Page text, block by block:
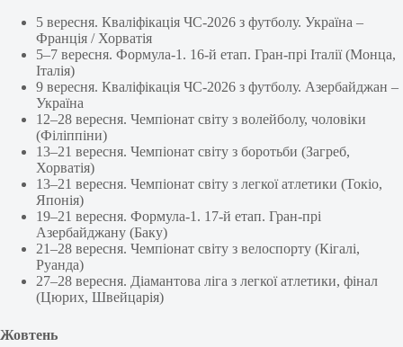
5 вересня. Кваліфікація ЧС-2026 з футболу. Україна –
Франція / Хорватія
5–7 вересня. Формула-1. 16-й етап. Гран-прі Італії (Монца,
Італія)
9 вересня. Кваліфікація ЧС-2026 з футболу. Азербайджан –
Україна
12–28 вересня. Чемпіонат світу з волейболу, чоловіки
(Філіппіни)
13–21 вересня. Чемпіонат світу з боротьби (Загреб,
Хорватія)
13–21 вересня. Чемпіонат світу з легкої атлетики (Токіо,
Японія)
19–21 вересня. Формула-1. 17-й етап. Гран-прі
Азербайджану (Баку)
21–28 вересня. Чемпіонат світу з велоспорту (Кігалі,
Руанда)
27–28 вересня. Діамантова ліга з легкої атлетики, фінал
(Цюрих, Швейцарія)
Жовтень